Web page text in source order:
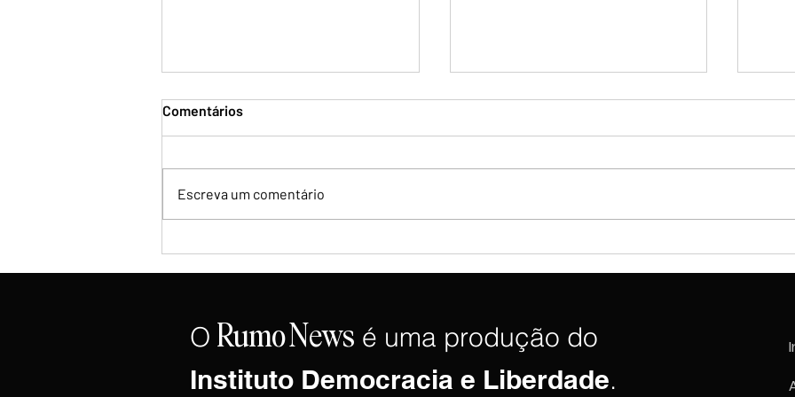
fim de linha"
Comentários
Escreva um comentário
O RumoNews é uma produção do
Instituto Democracia e Liberdade.